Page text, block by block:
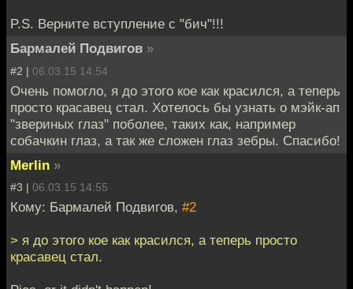
P.S. Верните вступление с "бич"!!!
Бармалей Подвигов »
#2 | 06.03.15 14:54
Очень помогло, я до этого кое как красился, а теперь
просто красавец стал. Хотелось бы узнать о мэйк-ап
"звериных глаз" поболее, таких как, например
собачкин глаз, а так же сложен глаз зебры. Спасибо!
Merlin »
#3 | 06.03.15 14:55
Кому: Бармалей Подвигов, #2
> я до этого кое как красился, а теперь просто
красавец стал.